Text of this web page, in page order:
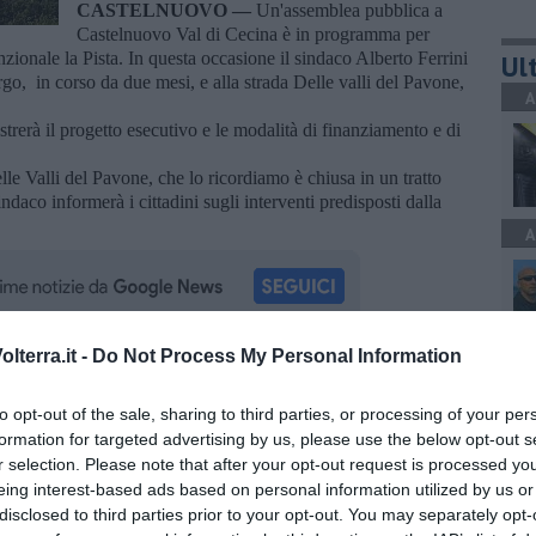
- Do Not Process My Personal Information
opt-out of the sale, sharing to third parties, or processing of your
for targeted advertising by us, please use the below opt-out
selection. Please note that after your opt-out request is processed
interest-based ads based on personal information utilized by us
to third parties prior to your opt-out. You may separately
CASTELNUOVO — Un'assemblea pubblica a
Castelnuovo Val di Cecina è in programma per
la Pista. In questa occasione il sindaco Alberto Ferrini
in corso da due mesi, e alla strada Delle valli del Pavone,
il progetto esecutivo e le modalità di finanziamento e di
Valli del Pavone, che lo ricordiamo è chiusa in un tratto
informerà i cittadini sugli interventi predisposti dalla
iscriviti alla
nella tua casella di posta.